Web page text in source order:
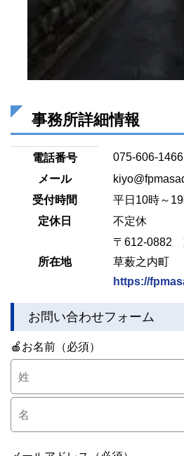
事務所詳細情報
電話番号
075-606-1466
メール
受付時間
平日10時～
定休日
不定休
所在地
〒612-0882
草薮之内町
https://
お問い合わせフォーム
🍎お名前（必須）